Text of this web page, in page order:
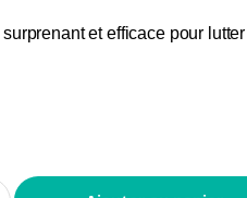
et efficace pour